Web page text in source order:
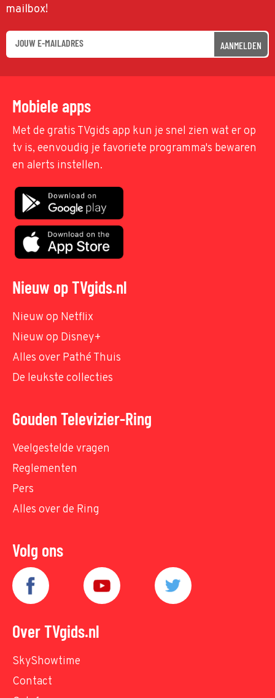
mailbox!
AANMELDEN
Mobiele apps
Met de gratis TVgids app kun je snel zien wat er op
tv is, eenvoudig je favoriete programma's bewaren
en alerts instellen.
Nieuw op TVgids.nl
Nieuw op Netflix
Nieuw op Disney+
Alles over Pathé Thuis
De leukste collecties
Gouden Televizier-Ring
Veelgestelde vragen
Reglementen
Pers
Alles over de Ring
Volg ons
Over TVgids.nl
SkyShowtime
Contact